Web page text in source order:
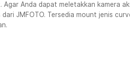
n Go Jakarta Barat
Senin - Jumat (07:00
Go Bekasi
Senin - Jumat (08:00 -
Anda dapat meletakkan kamera
JMFOTO. Tersedia mount jenis